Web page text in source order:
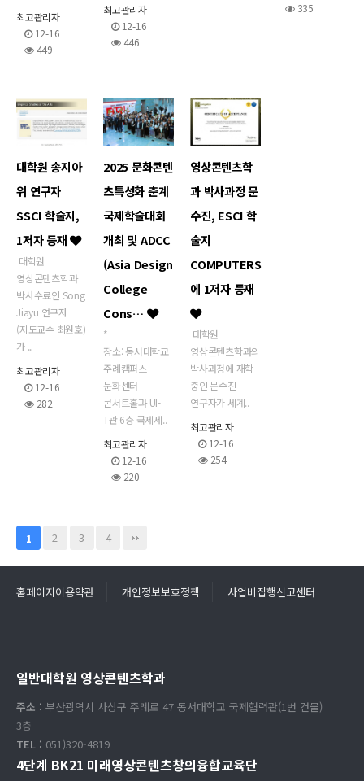
최고관리자
12-16
449
최고관리자
12-16
446
335
대학원 송지아
위 연구자
SSCI 학술지,
1저자 등재
대학원
영상콘텐츠학과
박사수료인 Song
Jiayu 연구자
(지도교수 최원호)
가 ..
최고관리자
12-16
282
2025 문화콘텐
츠특성화 춘계
국제학술대회
개최 및 ADCC
(Asia Design
College
Cons…
*
장소: 동서대학교
주례캠퍼스
문화센터
콘서트홀과 UI-
T관 6층 국제세..
최고관리자
12-16
220
영상콘텐츠학
과 박사과정 문
수진, ESCI 학
술지
COMPUTERS
에 1저자 등재
대학원
영상콘텐츠학과의
박사과정에 재학
중인 문수진
연구자가 세계..
최고관리자
12-16
254
1 2 3 4
홈페이지이용약관 개인정보보호정책 사업비집행신고센터
일반대학원 영상콘텐츠학과
주소 : 부산광역시 사상구 주례로 47 동서대학교 국제협력관(1번 건물)
3층
TEL : 051)320-4819
4단계 BK21 미래영상콘텐츠창의융합교육단